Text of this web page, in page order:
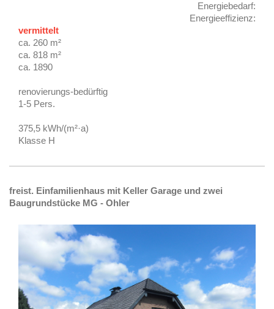
Energiebedarf:
Energieeffizienz:
vermittelt
ca. 260 m²
ca. 818 m²
ca. 1890
renovierungs-bedürftig
1-5 Pers.
375,5 kWh/(m²·a)
Klasse H
freist. Einfamilienhaus mit Keller Garage und zwei
Baugrundstücke MG - Ohler